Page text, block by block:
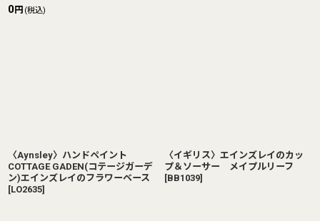
0円 (税込)
〈Aynsley〉ハンドペイント
COTTAGE GADEN(コテージガーデ
ン)エインズレイのフラワーベース
[LO2635]
〈イギリス〉エインズレイのカッ
プ＆ソーサー メイプルリーフ
[BB1039]